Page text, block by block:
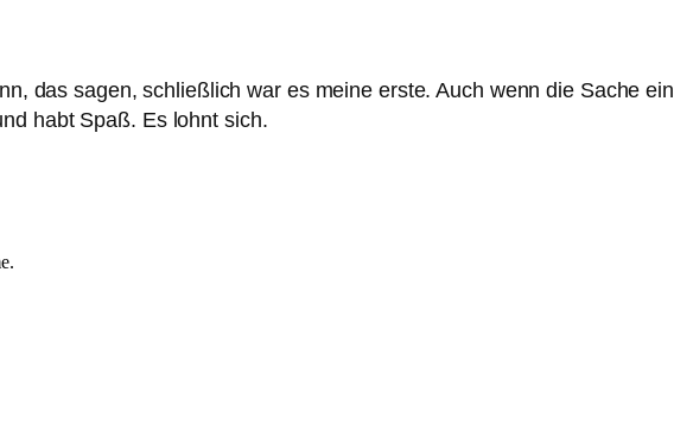
das sagen, schließlich war es meine erste. Auch wenn die Sache
habt Spaß. Es lohnt sich.